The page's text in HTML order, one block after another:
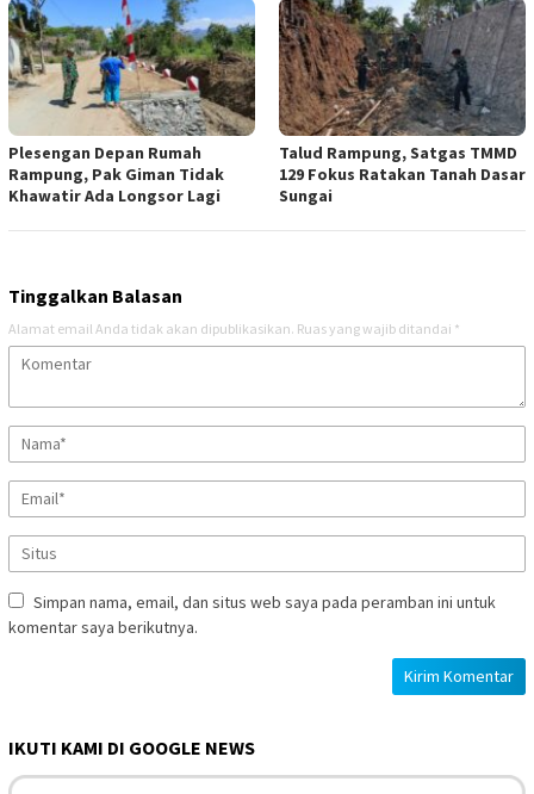
Plesengan Depan Rumah
Rampung, Pak Giman Tidak
Khawatir Ada Longsor Lagi
Talud Rampung, Satgas TMMD
129 Fokus Ratakan Tanah Dasar
Sungai
Tinggalkan Balasan
Alamat email Anda tidak akan dipublikasikan. Ruas yang wajib ditandai *
Simpan nama, email, dan situs web saya pada peramban ini untuk
komentar saya berikutnya.
IKUTI KAMI DI GOOGLE NEWS